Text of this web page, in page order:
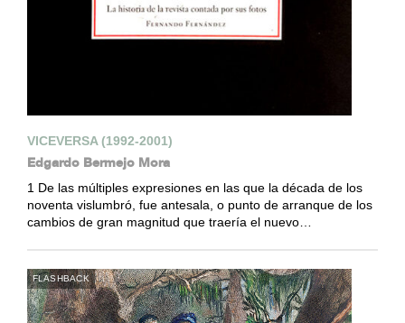
VICEVERSA (1992-2001)
Edgardo Bermejo Mora
1 De las múltiples expresiones en las que la década de los
noventa vislumbró, fue antesala, o punto de arranque de los
cambios de gran magnitud que traería el nuevo…
FLASHBACK